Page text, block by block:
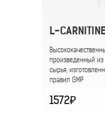
произведенный
сырья,
правил GMP
1572